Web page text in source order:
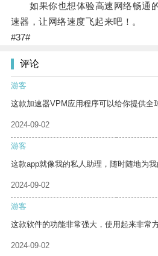
如果你也想体验高速网络畅通
速器，让网络速度飞起来吧！。
#37#
评论
游客
这款加速器VPM应用程序可以给你提供全
2024-09-02
游客
这款app就像我的私人助理，随时随地为我
2024-09-02
游客
这款软件的功能非常强大，使用起来非常方
2024-09-02